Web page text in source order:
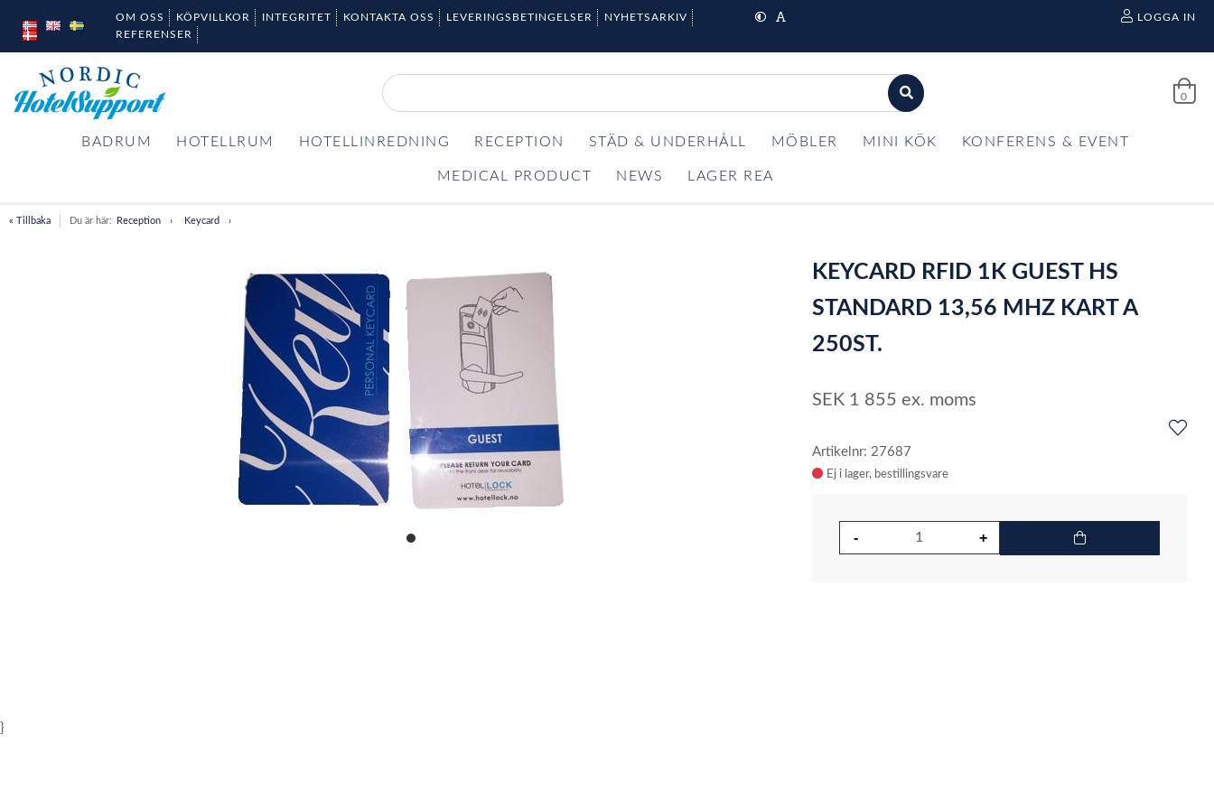
OM OSS KÖPVILLKOR INTEGRITET KONTAKTA OSS LEVERINGSBETINGELSER
NYHETSARKIV
REFERENSER
LOGGA IN
0
BADRUM HOTELLRUM HOTELLINREDNING RECEPTION STÄD & UNDERHÅLL MÖBLER MINI KÖK KONFERENS & EVENT
MEDICAL PRODUCT NEWS LAGER REA
« Tillbaka Du är här: Reception Keycard
item
KEYCARD RFID 1K GUEST HS
STANDARD 13,56 MHZ KART A
250ST.
SEK 1 855 ex. moms
Artikelnr: 27687
Ej i lager
}